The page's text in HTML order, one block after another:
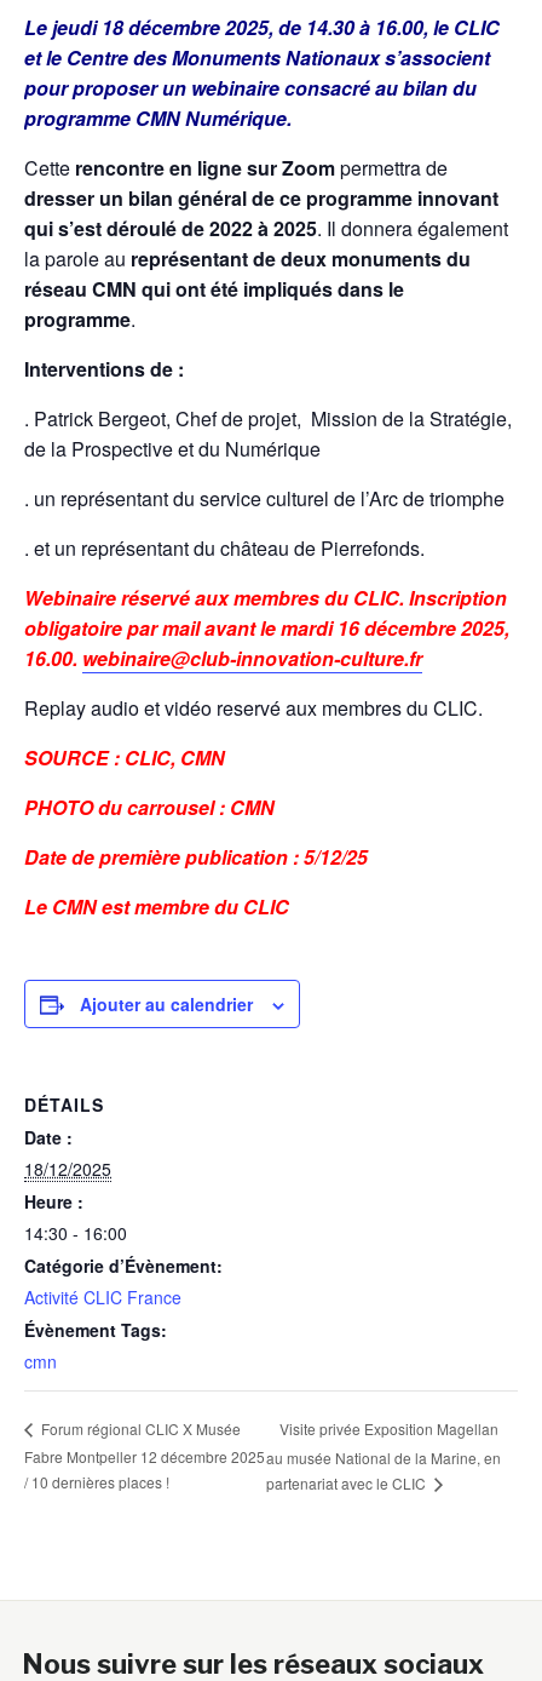
Le jeudi 18 décembre 2025, de 14.30 à 16.00, le CLIC
et le Centre des Monuments Nationaux s’associent
pour proposer un webinaire consacré au bilan du
programme CMN Numérique.
Cette rencontre en ligne sur Zoompermettra de
dresser un bilan général de ce programme innovant
qui s’est déroulé de 2022 à 2025. Il donnera également
la parole au représentant de deux monuments du
réseau CMN qui ont été impliqués dans le
programme.
Interventions de :
. Patrick Bergeot, Chef de projet, Mission de la Stratégie,
de la Prospective et du Numérique
. un représentant du service culturel de l’Arc de triomphe
. et un représentant du château de Pierrefonds.
Webinaire réservé aux membres du CLIC. Inscription
obligatoire par mail avant le mardi 16 décembre 2025,
16.00. webinaire@club-innovation-culture.fr
Replay audio et vidéo reservé aux membres du CLIC.
SOURCE : CLIC, CMN
PHOTO du carrousel : CMN
Date de première publication : 5/12/25
Le CMN est membre du CLIC
Ajouter au calendrier
DÉTAILS
Date :
18/12/2025
Heure :
14:30 - 16:00
Catégorie d’Évènement:
Activité CLIC France
Évènement Tags:
cmn
Forum régional CLIC X Musée
Fabre Montpeller 12 décembre 2025
/ 10 dernières places !
Visite privée Exposition Magellan
au musée National de la Marine, en
partenariat avec le CLIC
Nous suivre sur les réseaux sociaux